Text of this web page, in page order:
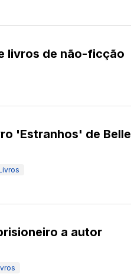
livros de não-ficção
'Estranhos' de Belle
a autor